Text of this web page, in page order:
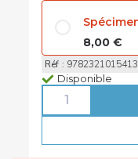
8,00 €
Réf : 9782321015413
Disponible